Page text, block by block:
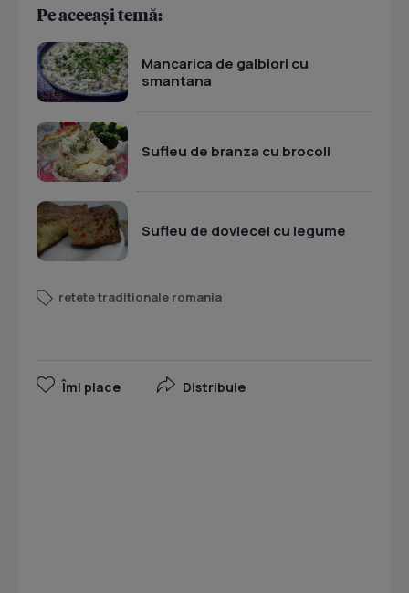
Pe aceeași temă:
Mancarica de galbiori cu
smantana
Sufleu de branza cu brocoli
Sufleu de dovlecel cu legume
retete traditionale romania
Îmi place Distribuie